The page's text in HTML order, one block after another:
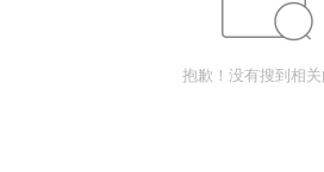
抱歉！没有搜到相关